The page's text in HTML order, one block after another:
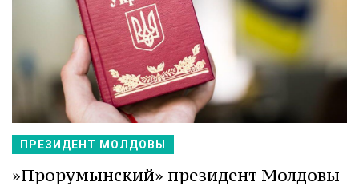
ПРЕЗИДЕНТ МОЛДОВЫ
»Прорумынский» президент Молдовы